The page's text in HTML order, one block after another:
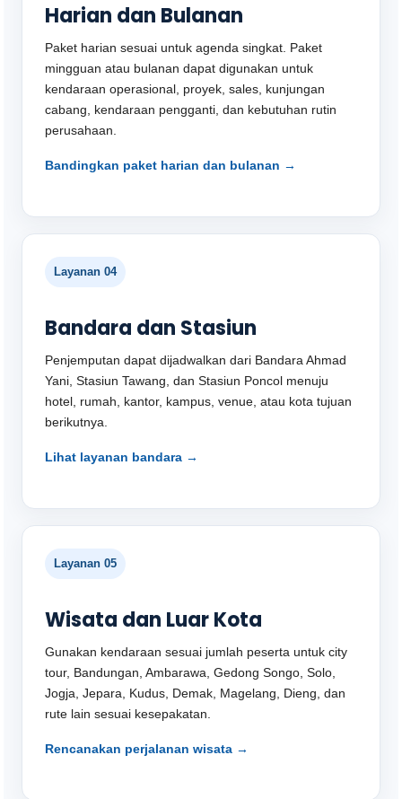
Harian dan Bulanan
Paket harian sesuai untuk agenda singkat. Paket
mingguan atau bulanan dapat digunakan untuk
kendaraan operasional, proyek, sales, kunjungan
cabang, kendaraan pengganti, dan kebutuhan rutin
perusahaan.
Bandingkan paket harian dan bulanan →
Layanan 04
Bandara dan Stasiun
Penjemputan dapat dijadwalkan dari Bandara Ahmad
Yani, Stasiun Tawang, dan Stasiun Poncol menuju
hotel, rumah, kantor, kampus, venue, atau kota tujuan
berikutnya.
Lihat layanan bandara →
Layanan 05
Wisata dan Luar Kota
Gunakan kendaraan sesuai jumlah peserta untuk city
tour, Bandungan, Ambarawa, Gedong Songo, Solo,
Jogja, Jepara, Kudus, Demak, Magelang, Dieng, dan
rute lain sesuai kesepakatan.
Rencanakan perjalanan wisata →